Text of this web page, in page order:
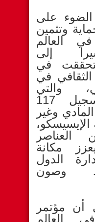
على
وتثمين
العالم
إلى
تحققت في
في
والتي
أسفرت عن تسجيل 117
وغير
العناصر
مكانة
الدول
وصون
أن مؤتمر
العالم